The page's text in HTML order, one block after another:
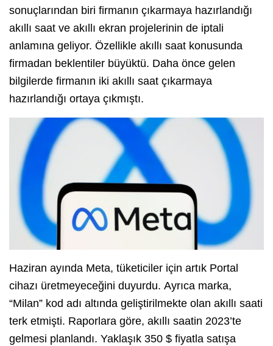
sonuçlarından biri firmanın çıkarmaya hazırlandığı
akıllı saat ve akıllı ekran projelerinin de iptali
anlamına geliyor. Özellikle akıllı saat konusunda
firmadan beklentiler büyüktü. Daha önce gelen
bilgilerde firmanın iki akıllı saat çıkarmaya
hazırlandığı ortaya çıkmıştı.
Haziran ayında Meta, tüketiciler için artık Portal
cihazı üretmeyeceğini duyurdu. Ayrıca marka,
“Milan” kod adı altında geliştirilmekte olan akıllı saati
terk etmişti. Raporlara göre, akıllı saatin 2023’te
gelmesi planlandı. Yaklaşık 350 $ fiyatla satışa